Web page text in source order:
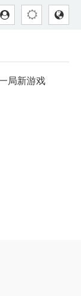
局新游戏